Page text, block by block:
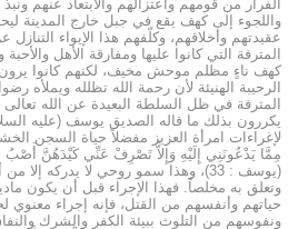
الفرار من قومهم واعتزالهم والابتعاد عنهم
واللجوء إلى كهف يقع في جبل خارج المدينة
عقيدتهم وأخلاقهم، وكلّفهم هذا الإيواء
المترفة التي كانوا عليها ومفارقة الأهل
كهف ناءٍ مظلم موحش مخيف، لكنهم كانوا
الرحيبة الهنيئة لأن رحمة الله تظلله ويملأه
المترفة في ظل السلطة البعيدة عن الله تعالى
يكررون بذلك ما قاله الصديق يوسف (عليه
لإغراءات امرأة العزيز مفضلاً حياة السجن
مِمَّا يَدْعُونَنِي إِلَيْهِ وَإِلاَّ تَصْرِفْ عَنِّي كَيْدَهُنَّ أَصْبُ
(يوسف : 33)، وهذا سمو روحي لا يدركه
وتعلق به مخلصاً. فهذا الإجراء قبل أن يكون
حياتهم وأنفسهم من القتل، فإنه إجراء معنوي
ونفوسهم من التلوث ببيئة الكفر والشرك